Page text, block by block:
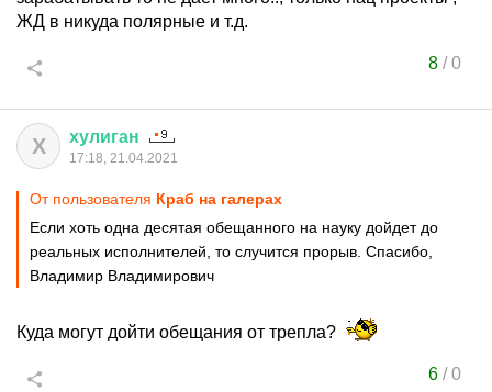
ЖД в никуда полярные и т.д.
8/0
Х хулиган
17:18, 21.04.2021
От пользователя Краб на галерах
Если хоть одна десятая обещанного на науку дойдет до
реальных исполнителей, то случится прорыв. Спасибо,
Владимир Владимирович
Куда могут дойти обещания от трепла?
6/0